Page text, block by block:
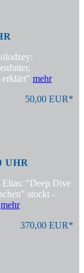
erklärt" mehr
50,00 EUR*
UHR
Elias: "Deep Dive
stockt -
mehr
370,00 EUR*